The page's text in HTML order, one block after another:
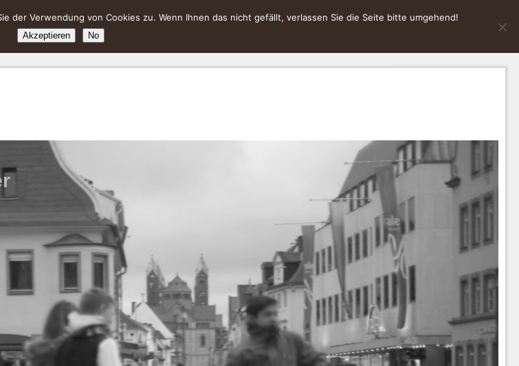
der Verwendung von Cookies zu. Wenn Ihnen das nicht gefällt, verlassen Sie die Seite bitte umgehend!
Akzeptieren No